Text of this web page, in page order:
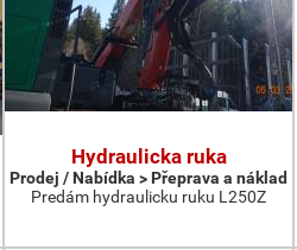
Hydraulicka ruka
Prodej / Nabídka > Přeprava a náklad
Predám hydraulicku ruku L250Z